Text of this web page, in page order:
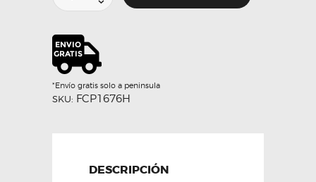
FRENO
DS
/
RACING
-
FERODO
*Envío gratis solo a peninsula
SKU: FCP1676H
DESCRIPCIÓN